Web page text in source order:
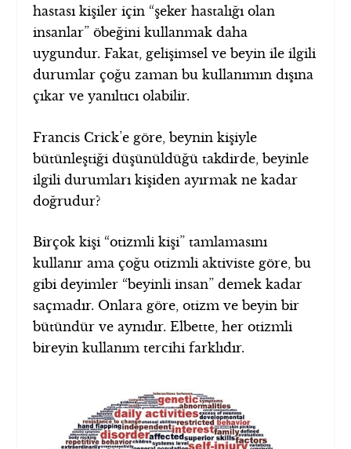
hastası kişiler için “şeker hastalığı olan
insanlar” öbeğini kullanmak daha
uygundur. Fakat, gelişimsel ve beyin ile ilgili
durumlar çoğu zaman bu kullanımın dışına
çıkar ve yanıltıcı olabilir.
Francis Crick’e göre, beynin kişiyle
bütünleştiği düşünüldüğü takdirde, beyinle
ilgili durumları kişiden ayırmak ne kadar
doğrudur?
Birçok kişi “otizmli kişi” tamlamasını
kullanır ama çoğu otizmli aktiviste göre, bu
gibi deyimler “beyinli insan” demek kadar
saçmadır. Onlara göre, otizm ve beyin bir
bütündür ve aynıdır. Elbette, her otizmli
bireyin kullanım tercihi farklıdır.